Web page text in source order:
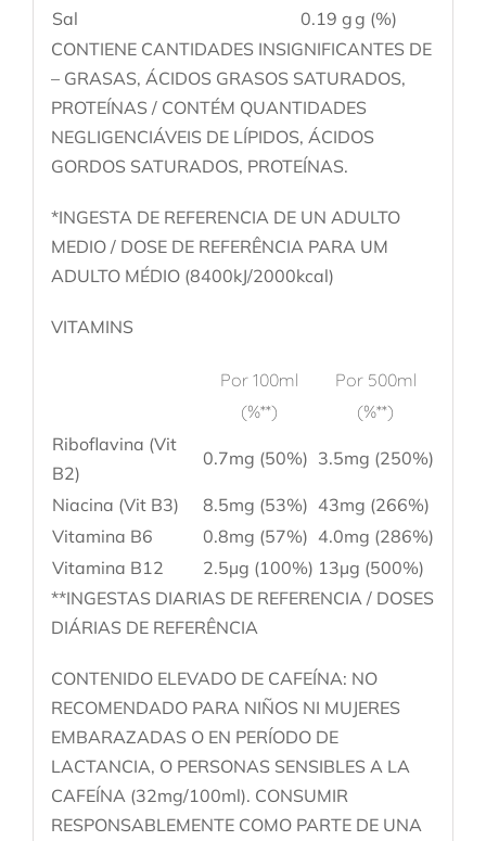
Sal 0.19 gg (%)
CONTIENE CANTIDADES INSIGNIFICANTES DE
– GRASAS, ÁCIDOS GRASOS SATURADOS,
PROTEÍNAS / CONTÉM QUANTIDADES
NEGLIGENCIÁVEIS DE LÍPIDOS, ÁCIDOS
GORDOS SATURADOS, PROTEÍNAS.
*INGESTA DE REFERENCIA DE UN ADULTO
MEDIO / DOSE DE REFERÊNCIA PARA UM
ADULTO MÉDIO (8400kJ/2000kcal)
VITAMINS
Por 100ml
(%**)
Por 500ml
(%**)
Riboflavina (Vit
B2)
0.7mg (50%) 3.5mg (250%)
Niacina (Vit B3) 8.5mg (53%) 43mg (266%)
Vitamina B6
0.8mg (57%) 4.0mg (286%)
Vitamina B12
2.5µg (100%) 13µg (500%)
**INGESTAS DIARIAS DE REFERENCIA / DOSES
DIÁRIAS DE REFERÊNCIA
CONTENIDO ELEVADO DE CAFEÍNA: NO
RECOMENDADO PARA NIÑOS NI MUJERES
EMBARAZADAS O EN PERÍODO DE
LACTANCIA, O PERSONAS SENSIBLES A LA
CAFEÍNA (32mg/100ml). CONSUMIR
RESPONSABLEMENTE COMO PARTE DE UNA